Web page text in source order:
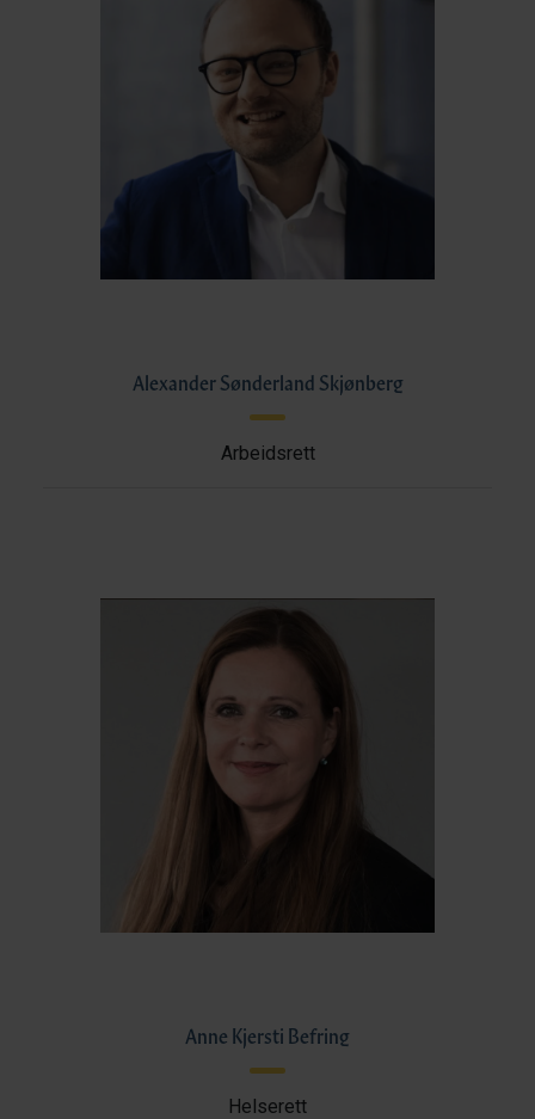
Alexander Sønderland Skjønberg
Arbeidsrett
Anne Kjersti Befring
Helserett